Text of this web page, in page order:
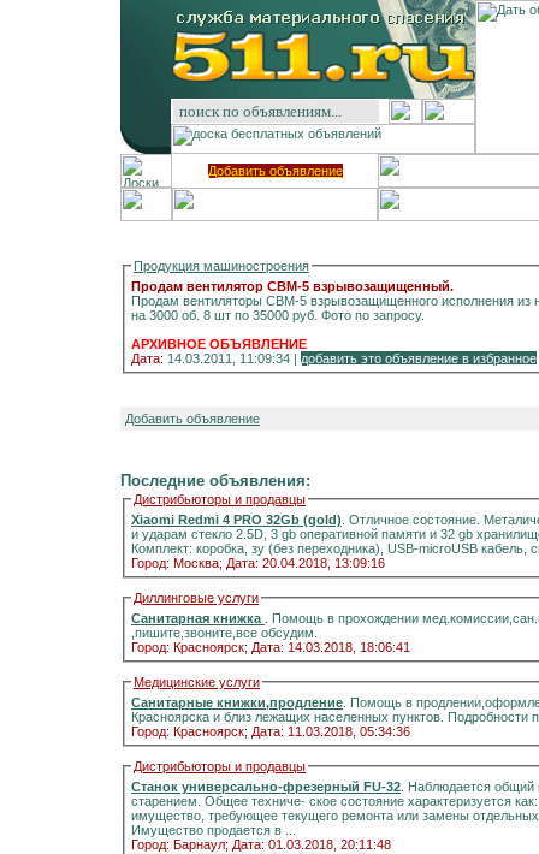
Добавить объявление
Продукция машиностроения
Продам вентилятор СВМ-5 взрывозащищенный.
Продам вентиляторы СВМ-5 взрывозащищенного исполнения из
на 3000 об. 8 шт по 35000 руб. Фото по запросу.
АРХИВНОЕ ОБЪЯВЛЕНИЕ
Дата: 14.03.2011, 11:09:34 | добавить это объявление в избранное
Добавить объявление
Последние объявления:
Дистрибьюторы и продавцы
Xiaomi Redmi 4 PRO 32Gb (gold) . Отличное состояние.
и ударам стекло 2.5D, 3 gb оперативной памяти и 32 gb
Комплект: коробка, зу (без переходника), USB-microUSB
Город: Москва; Дата: 20.04.2018, 13:09:16
Диллинговые услуги
Санитарная книжка
. Помощь в прохождении
,пишите,звоните,все обсудим.
Город: Красноярск; Дата: 14.03.2018, 18:06:41
Медицинские услуги
Санитарные книжки,продление . Помощь в
Красноярска и близ лежащих населенных пунктов.
Город: Красноярск; Дата: 11.03.2018, 05:34:36
Дистрибьюторы и продавцы
Станок универсально-фрезерный FU-32 . Наблюдается
старением. Общее техниче- ское состояние характеризуется
имущество, требующее текущего ремонта или замены
Имущество продается в ...
Город: Барнаул; Дата: 01.03.2018, 20:11:48